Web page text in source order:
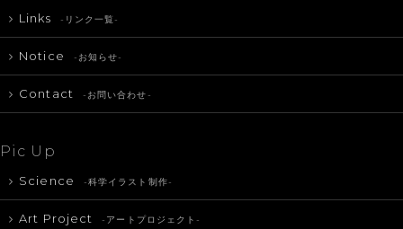
Links -リンク一覧-
Notice -お知らせ-
Contact -お問い合わせ-
Pic Up
Science -科学イラスト制作-
Art Project -アートプロジェクト-